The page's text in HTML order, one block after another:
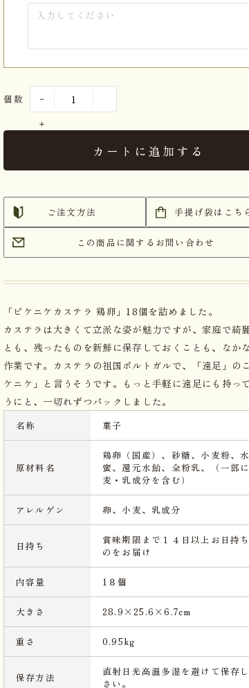
個数
カートに追加する
ご注文方法 手提げ袋はこち
この商品に関するお問い合わせ
「ピケニケカステラ 鶏卵」18個を詰めました。
カステラは大きくて立派な姿が魅力ですが、家庭で綺
とも、残ったものを新鮮に保存しておくことも、なか
作業です。カステラの祖国ポルトガルで、「遠足」の
ケニケ」と言うそうです。もっと手軽に遠足にも持っ
うにと、一切れずつパックしました。
名称 菓子
原材料名
鶏卵（国産）、砂糖、小麦粉、
蜜、還元水飴、全粉乳、（一部
麦・乳成分を含む）
アレルゲン 卵、小麦、乳成分
日持ち
賞味期限まで１４日以上お日持
のをお届け
内容量 1８個
大きさ 28.9×25.6×6.7cm
重さ 0.95kg
保存方法
直射日光高温多湿を避けて保存
さい。